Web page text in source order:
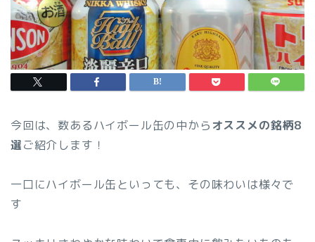
今回は、数あるハイボール缶の中から オススメの銘柄8
選ご紹介します！
一口にハイボール缶といっても、その味わいは様々で
す